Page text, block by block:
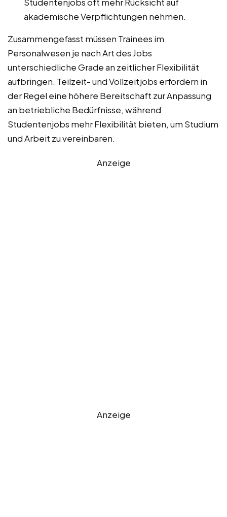
akademische Verpflichtungen nehmen.
Zusammengefasst müssen Trainees im
Personalwesen je nach Art des Jobs
unterschiedliche Grade an zeitlicher Flexibilität
aufbringen. Teilzeit- und Vollzeitjobs erfordern in
der Regel eine höhere Bereitschaft zur Anpassung
an betriebliche Bedürfnisse, während
Studentenjobs mehr Flexibilität bieten, um Studium
und Arbeit zu vereinbaren.
Anzeige
Anzeige